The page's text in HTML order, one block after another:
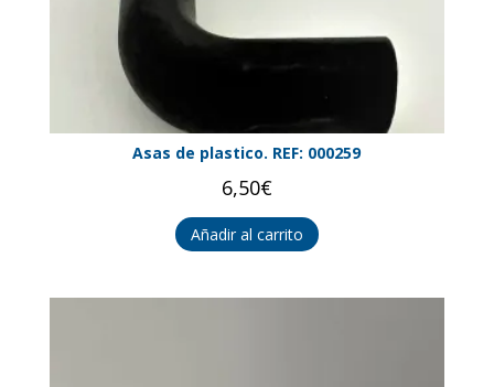
Asas de plastico. REF: 000259
6,50€
Añadir al carrito